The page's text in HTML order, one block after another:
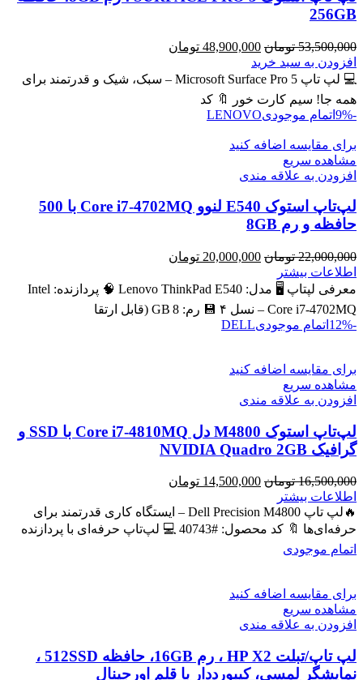
256GB
53,500,000 تومان قیمت
اصلی
53,500,000 تومان
48,900,000 تومان
48,900,000 تومان
افزودن به سبد خرید
💻 لپ تاپ Microsoft Surface Pro 5 – سبک، شیک و قدرتمند برای
همه جا! سیم کارت خور 🔖 کد
-9%
اتمام موجودیLENOVO
برای مقایسه اضافه کنید
مشاهده سریع
افزودن به علاقه مندی
لپ‌تاپ استوک E540 لنوو Core i7-4702MQ با 500
حافظه و رم 8GB
22,000,000 تومان قیمت
22,000,000 تومان
20,000,000 تومان
20,000,000 تومان
است.
اطلاعات بیشتر
معرفی لپتاپ 🖥️ مدل: Lenovo ThinkPad E540 🧠 پردازنده: Intel
Core i7‑4702MQ – نسل ۴ 💾 رم: 8 GB (قابل ارتقا
-12%
اتمام موجودیDELL
برای مقایسه اضافه کنید
مشاهده سریع
افزودن به علاقه مندی
لپ‌تاپ استوک M4800 دل Core i7-4810MQ با SSD و
گرافیک NVIDIA Quadro 2GB
16,500,000 تومان قیمت
16,500,000 تومان
بود.
14,500,000 تومان
14,500,000 تومان
است.
اطلاعات بیشتر
🔥لپ تاپ Dell Precision M4800 – ایستگاه کاری قدرتمند برای
حرفه‌ای‌ها 🔖 کد محصول: #40743 💻 لپ‌تاپ حرفه‌ای با پردازنده
اتمام موجودی
برای مقایسه اضافه کنید
مشاهده سریع
افزودن به علاقه مندی
لپ تاپ/تبلت HP X2 ، رم 16GB، حافظه 512SSD ،
نمایشگر لمسی، کیبورددار با قلم اورجینال